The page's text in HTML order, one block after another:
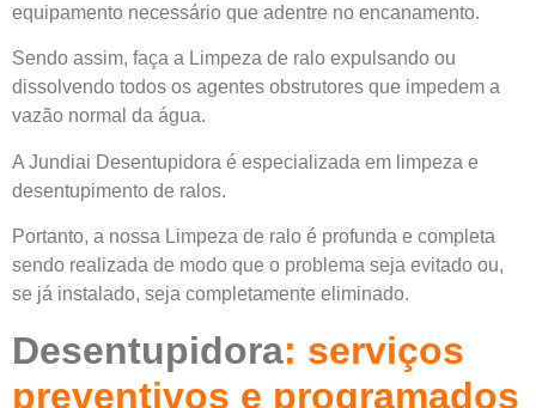
equipamento necessário que adentre no encanamento.
Sendo assim, faça a Limpeza de ralo expulsando ou
dissolvendo todos os agentes obstrutores que impedem a
vazão normal da água.
A Jundiai Desentupidora é especializada em limpeza e
desentupimento de ralos.
Portanto, a nossa Limpeza de ralo é profunda e completa
sendo realizada de modo que o problema seja evitado ou,
se já instalado, seja completamente eliminado.
Desentupidora: serviços
preventivos e programados